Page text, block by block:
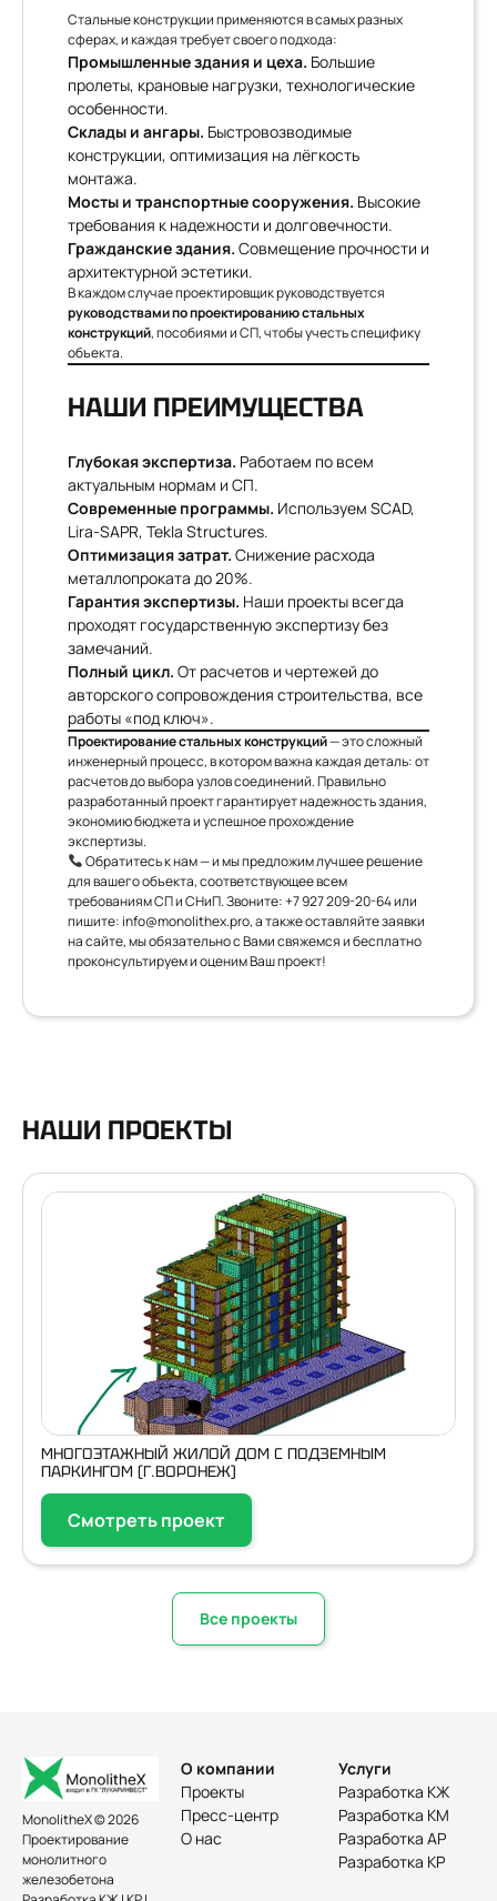
Стальные конструкции применяются в самых разных
сферах, и каждая требует своего подхода:
Промышленные здания и цеха. Большие
пролеты, крановые нагрузки, технологические
особенности.
Склады и ангары. Быстровозводимые
конструкции, оптимизация на лёгкость
монтажа.
Мосты и транспортные сооружения. Высокие
требования к надежности и долговечности.
Гражданские здания. Совмещение прочности и
архитектурной эстетики.
В каждом случае проектировщик руководствуется
руководствами по проектированию стальных
конструкций, пособиями и СП, чтобы учесть специфику
объекта.
НАШИ ПРЕИМУЩЕСТВА
Глубокая экспертиза. Работаем по всем
актуальным нормам и СП.
Современные программы. Используем SCAD,
Lira-SAPR, Tekla Structures.
Оптимизация затрат. Снижение расхода
металлопроката до 20%.
Гарантия экспертизы. Наши проекты всегда
проходят государственную экспертизу без
замечаний.
Полный цикл. От расчетов и чертежей до
авторского сопровождения строительства, все
работы «под ключ».
Проектирование стальных конструкций— это сложный
инженерный процесс, в котором важна каждая деталь: от
расчетов до выбора узлов соединений. Правильно
разработанный проект гарантирует надежность здания,
экономию бюджета и успешное прохождение
экспертизы.
Обратитесь к нам — и мы предложим лучшее решение
для вашего объекта, соответствующее всем
требованиям СП и СНиП. Звоните:+7 927 209-20-64или
пишите: info@monolithex.pro, а также оставляйте заявки
на сайте, мы обязательно с Вами свяжемся и бесплатно
проконсультируем и оценим Ваш проект!
НАШИ ПРОЕКТЫ
МНОГОЭТАЖНЫЙ ЖИЛОЙ ДОМ С ПОДЗЕМНЫМ
ПАРКИНГОМ (Г.ВОРОНЕЖ)
Смотреть проект
Все проекты
MonolitheX © 2026
Проектирование
монолитного
железобетона
О компании
Проекты
Пресс-центр
О нас
Услуги
Разработка КЖ
Разработка КМ
Разработка АР
Разработка КР